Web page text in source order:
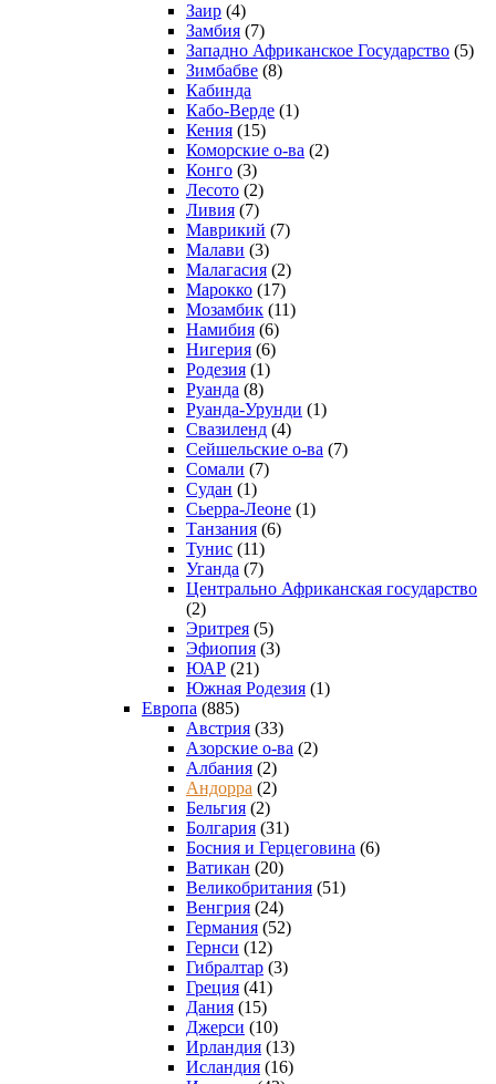
Заир (4)
Замбия (7)
Западно Африканское Государство (5)
Зимбабве (8)
Кабинда
Кабо-Верде (1)
Кения (15)
Коморские о-ва (2)
Конго (3)
Лесото (2)
Ливия (7)
Маврикий (7)
Малави (3)
Малагасия (2)
Марокко (17)
Мозамбик (11)
Намибия (6)
Нигерия (6)
Родезия (1)
Руанда (8)
Руанда-Урунди (1)
Свазиленд (4)
Сейшельские о-ва (7)
Сомали (7)
Судан (1)
Сьерра-Леоне (1)
Танзания (6)
Тунис (11)
Уганда (7)
Центрально Африканская государство
(2)
Эритрея (5)
Эфиопия (3)
ЮАР (21)
Южная Родезия (1)
Европа (885)
Австрия (33)
Азорские о-ва (2)
Албания (2)
Андорра (2)
Бельгия (2)
Болгария (31)
Босния и Герцеговина (6)
Ватикан (20)
Великобритания (51)
Венгрия (24)
Германия (52)
Гернси (12)
Гибралтар (3)
Греция (41)
Дания (15)
Джерси (10)
Ирландия (13)
Исландия (16)